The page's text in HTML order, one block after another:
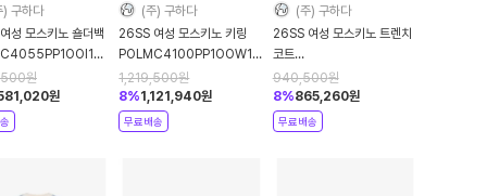
) 구하다
성 모스키노 숄더백
DOM원
원
(주) 구하다
26SS 여성 모스키노 키링
POLMC4100PP1OOW1POL30A
Brown DOM
1,219,500원
8%1,121,940원
무료배송
(주) 구하다
26SS 여성 모스키노 트렌치
코트
AEF261K106023220AEF1295
Blue DOM
940,500원
8%865,260원
무료배송